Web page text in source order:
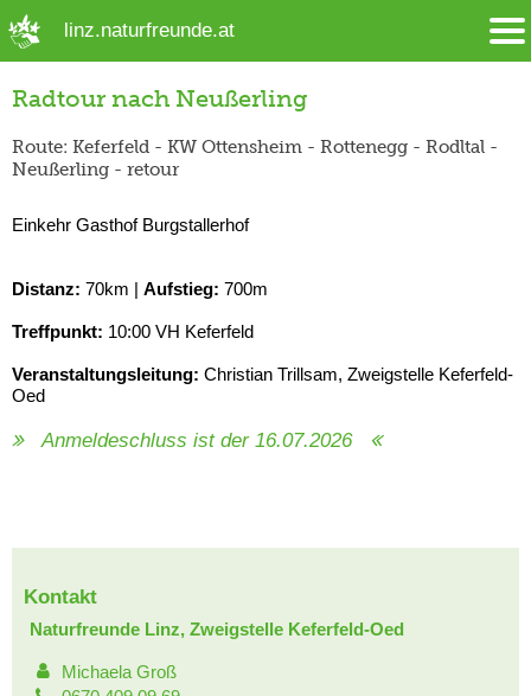
linz.naturfreunde.at
Radtour nach Neußerling
Route: Keferfeld - KW Ottensheim - Rottenegg - Rodltal -
Neußerling - retour
Einkehr Gasthof Burgstallerhof
Distanz: 70km | Aufstieg: 700m
Treffpunkt: 10:00 VH Keferfeld
Veranstaltungsleitung: Christian Trillsam, Zweigstelle Keferfeld-
Oed
Anmeldeschluss ist der 16.07.2026
Kontakt
Naturfreunde Linz, Zweigstelle Keferfeld-Oed
Michaela Groß